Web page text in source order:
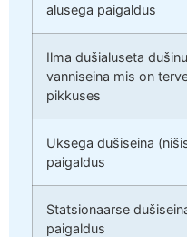
alusega paigaldus
Ilma dušialuseta
vanniseina mis on
pikkuses
Uksega dušiseina
paigaldus
Statsionaarse
paigaldus